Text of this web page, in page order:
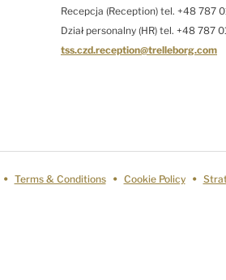
Recepcja (Reception) tel. +48 787
Dział personalny (HR) tel. +48 787
tss.czd.reception@trelleborg.com
Terms & Conditions Cookie Policy